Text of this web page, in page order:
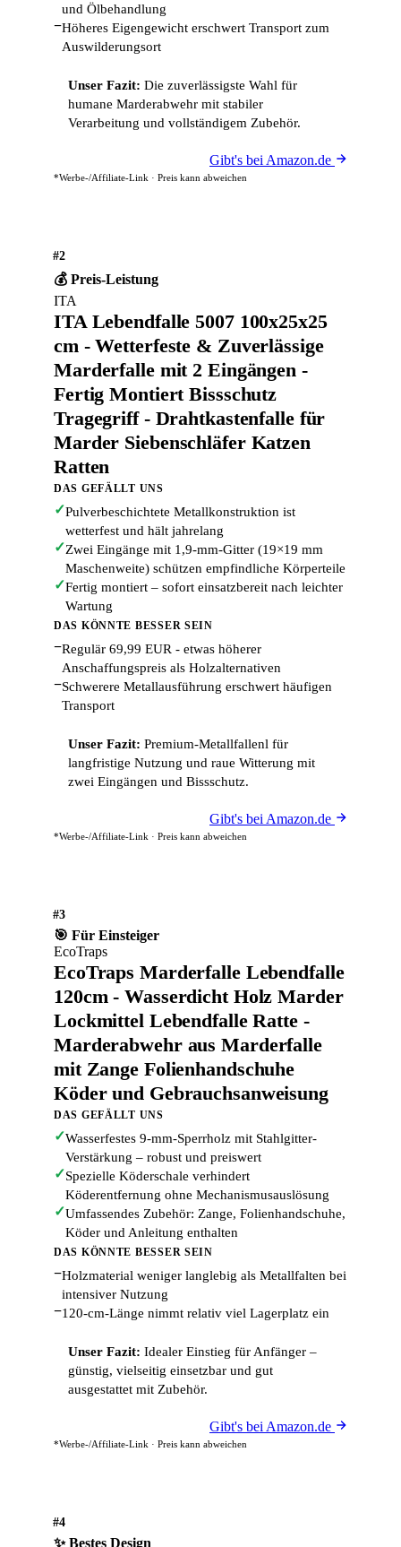
und Ölbehandlung
−Höheres Eigengewicht erschwert Transport zum
Auswilderungsort
Unser Fazit: Die zuverlässigste Wahl für
humane Marderabwehr mit stabiler
Verarbeitung und vollständigem Zubehör.
Gibt's bei Amazon.de
*Werbe-/Affiliate-Link · Preis kann abweichen
#2
💰 Preis-Leistung
ITA
ITA Lebendfalle 5007 100x25x25
cm - Wetterfeste & Zuverlässige
Marderfalle mit 2 Eingängen -
Fertig Montiert Bissschutz
Tragegriff - Drahtkastenfalle für
Marder Siebenschläfer Katzen
Ratten
DAS GEFÄLLT UNS
✓Pulverbeschichtete Metallkonstruktion ist
wetterfest und hält jahrelang
✓Zwei Eingänge mit 1,9-mm-Gitter (19×19 mm
Maschenweite) schützen empfindliche Körperteile
✓Fertig montiert – sofort einsatzbereit nach leichter
Wartung
DAS KÖNNTE BESSER SEIN
−Regulär 69,99 EUR - etwas höherer
Anschaffungspreis als Holzalternativen
−Schwerere Metallausführung erschwert häufigen
Transport
Unser Fazit: Premium-Metallfallenl für
langfristige Nutzung und raue Witterung mit
zwei Eingängen und Bissschutz.
Gibt's bei Amazon.de
*Werbe-/Affiliate-Link · Preis kann abweichen
#3
🎯 Für Einsteiger
EcoTraps
EcoTraps Marderfalle Lebendfalle
120cm - Wasserdicht Holz Marder
Lockmittel Lebendfalle Ratte -
Marderabwehr aus Marderfalle
mit Zange Folienhandschuhe
Köder und Gebrauchsanweisung
DAS GEFÄLLT UNS
✓Wasserfestes 9-mm-Sperrholz mit Stahlgitter-
Verstärkung – robust und preiswert
✓Spezielle Köderschale verhindert
Köderentfernung ohne Mechanismusauslösung
✓Umfassendes Zubehör: Zange, Folienhandschuhe,
Köder und Anleitung enthalten
DAS KÖNNTE BESSER SEIN
−Holzmaterial weniger langlebig als Metallfalten bei
intensiver Nutzung
−120-cm-Länge nimmt relativ viel Lagerplatz ein
Unser Fazit: Idealer Einstieg für Anfänger –
günstig, vielseitig einsetzbar und gut
ausgestattet mit Zubehör.
Gibt's bei Amazon.de
*Werbe-/Affiliate-Link · Preis kann abweichen
#4
✨ Bestes Design